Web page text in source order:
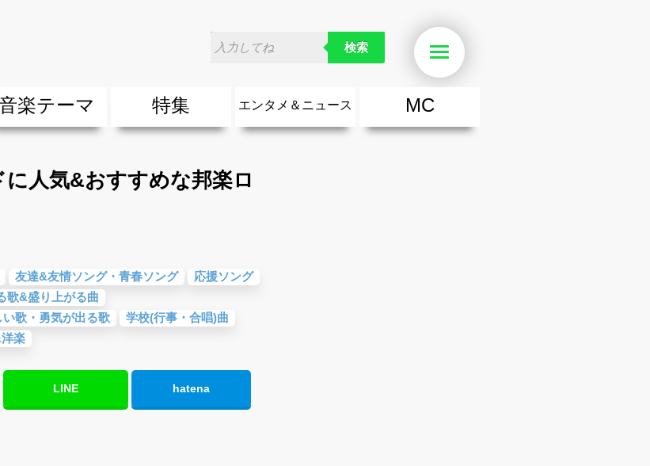
検索
すすめ
ダンス・ミュージック)
ト・その他
ング)
「洋楽」の人気＆おすすめ
楽テーマ
新のヒット曲&流行・話題の歌
気曲&おすすめ
楽ランキング
ブソング(恋愛ソング)
援ソング
ラード・歌詞が泣ける歌
達&友情ソング・青春ソング
ポーツ・部活応援ソング
業ソング&入学ソング
、20代に人気・話題・流行・おすすめな邦楽＆洋楽
・音楽アプリで10・20代に人気&おすすめな曲
強・試験・受験応援ソング 知識に役立つ歌
うた&桜ソング
歌(サマーソング)
ロウィンソング&秋の歌
歌&クリスマスソング
気が出る歌・やる気が出る曲・明るい曲・楽しい歌・勇気が出る歌
ンションが上がる歌&盛り上がる曲
切な人に贈る歌&ありがとうソング(感謝の歌)
別れの曲・旅立ちの歌
ーティーソング
ライブ音楽BGM
ラオケ
生日ソング&お祝いの歌
ェディングソング・結婚式の曲
ロディ・曲の雰囲気別
楽BGM&メドレー
校(行事・合唱)曲
売年代別・年齢別 人気音楽
然音BGM・癒しの音楽(リラックス・ヒーリング)
"アーティスト
特集
エンタメ
エンタメ＆ニュース
音楽ニュース
エンタメニュース
MC
人気&おすすめな邦楽ロ
友達&友情ソング・青春ソング
応援ソング
歌&盛り上がる曲
歌・勇気が出る歌
学校(行事・合唱)曲
楽
LINE hatena